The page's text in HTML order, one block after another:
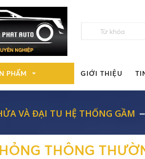
PHẨM GIỚI THIỆU
VÀ ĐẠI TU HỆ THỐNG GẦM
THÔNG